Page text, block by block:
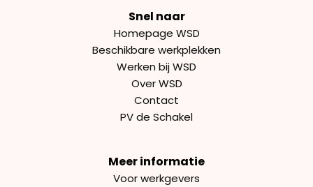
Snel naar
Homepage WSD
Beschikbare werkplekken
Werken bij WSD
Over WSD
Contact
PV de Schakel
Meer informatie
Voor werkgevers